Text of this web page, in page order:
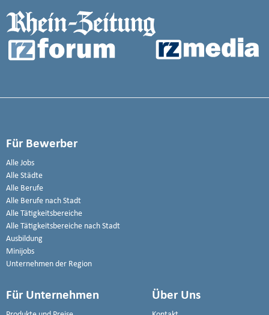
Für Bewerber
Alle Jobs
Alle Städte
Alle Berufe
Alle Berufe nach Stadt
Alle Tätigkeitsbereiche
Alle Tätigkeitsbereiche nach Stadt
Ausbildung
Minijobs
Unternehmen der Region
Für Unternehmen Über Uns